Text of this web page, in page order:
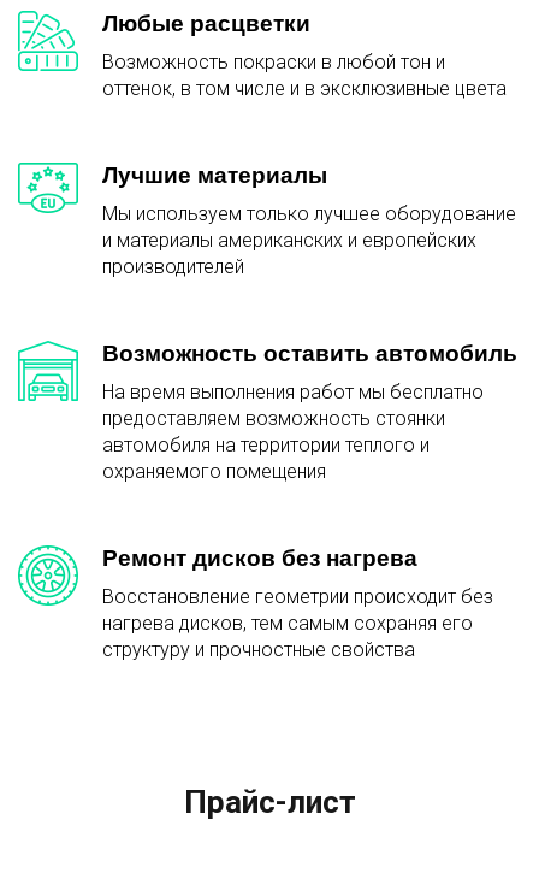
Любые расцветки
Возможность покраски в любой тон и
оттенок, в том числе и в эксклюзивные цвета
Лучшие материалы
Мы используем только лучшее оборудование
и материалы американских и европейских
производителей
Возможность оставить автомобиль
На время выполнения работ мы бесплатно
предоставляем возможность стоянки
автомобиля на территории теплого и
охраняемого помещения
Ремонт дисков без нагрева
Восстановление геометрии происходит без
нагрева дисков, тем самым сохраняя его
структуру и прочностные свойства
Прайс-лист